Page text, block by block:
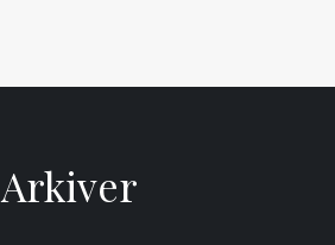
Arkiver